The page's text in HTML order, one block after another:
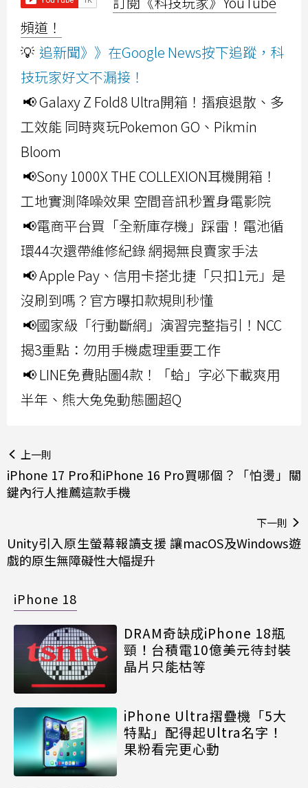
頻道！
💡 追新聞》》在Google News按下追蹤，科
技玩家好文不漏接！
📢 Galaxy Z Fold8 Ultra開箱！摺痕退散、多
工效能 同時爽玩Pokemon GO、Pikmin
Bloom
📢Sony 1000X THE COLLEXION耳機開箱！
工地實測降噪效果 空間音訊秒置身電影院
📢電商平台買「全新庫存機」踩雷！電池循
環44次還帶維修紀錄 網揭無良賣家手法
📢 Apple Pay、信用卡搭北捷「只扣1元」是
沒刷到嗎？官方曝扣款規則秒懂
📢國家級「行動斷網」演習完整指引！NCC
揭3重點：勿用手機處理重要工作
📢 LINE免費貼圖4款！「蛤」字必下載爽用
半年、熊大兔兔動態圖超Q
上一則
iPhone 17 Pro和iPhone 16 Pro買哪個？「怕燙」關
鍵內行人推薦這款手機
下一則
Unity引入原生螢幕報讀支援 讓macOS及Windows遊
戲的原生無障礙性大幅提升
iPhone 18
DRAM奇缺成iPhone 18瓶
頸！台積電10億美元待封裝
晶片只能枯等
iPhone Ultra摺疊機「5大
特點」配得起Ultra名字！
果粉看完更心動